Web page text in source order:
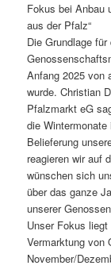
Fokus bei Anbau
aus der Pfalz“
Die Grundlage
Anfang 2025 von
wurde. Christian
Pfalzmarkt eG
die
Belieferung
reagieren wir auf
wünschen sich
über das ganze
unserer
Unser Fokus
Vermarktung von
November/